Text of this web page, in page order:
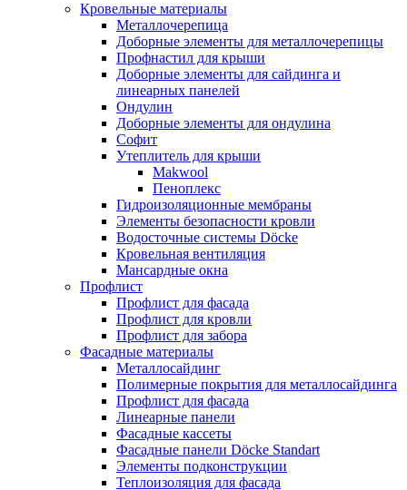
Кровельные материалы
Металлочерепица
Доборные элементы для металлочерепицы
Профнастил для крыши
Доборные элементы для сайдинга и
линеарных панелей
Ондулин
Доборные элементы для ондулина
Софит
Утеплитель для крыши
Makwool
Пеноплекс
Гидроизоляционные мембраны
Элементы безопасности кровли
Водосточные системы Döcke
Кровельная вентиляция
Мансардные окна
Профлист
Профлист для фасада
Профлист для кровли
Профлист для забора
Фасадные материалы
Металлосайдинг
Полимерные покрытия для металлосайдинга
Профлист для фасада
Линеарные панели
Фасадные кассеты
Фасадные панели Döcke Standart
Элементы подконструкции
Теплоизоляция для фасада